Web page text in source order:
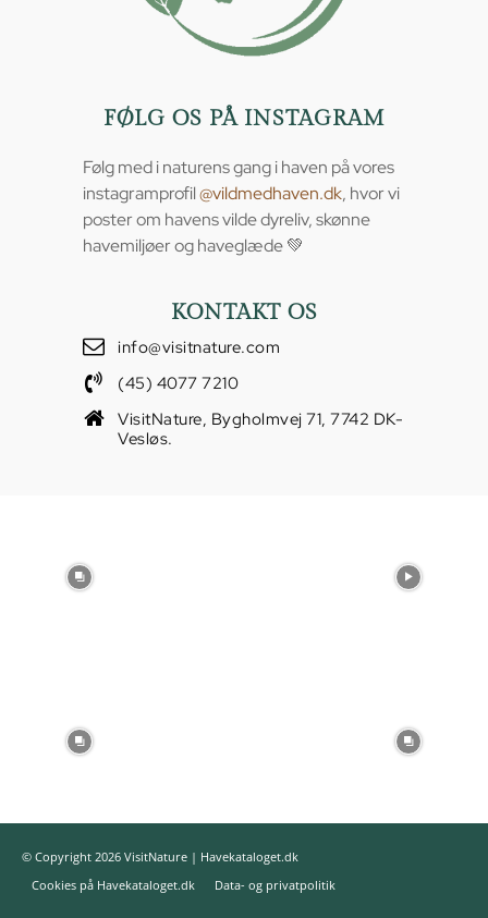
FØLG OS PÅ INSTAGRAM
Følg med i naturens gang i haven på vores
instagramprofil@vildmedhaven.dk, hvor vi
poster om havens vilde dyreliv, skønne
havemiljøer og haveglæde 💚
KONTAKT OS
info@visitnature.com
(45) 4077 7210
VisitNature, Bygholmvej 71, 7742 DK-
Vesløs.
© Copyright 2026 VisitNature | Havekataloget.dk
Cookies på Havekataloget.dk
Data- og privatpolitik